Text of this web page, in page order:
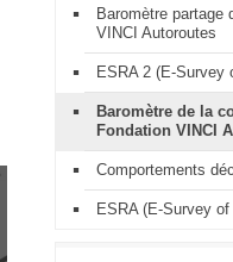
Baromètre partage
VINCI Autoroutes
ESRA 2 (E-Survey
Baromètre de la
Fondation VINCI
Comportements
ESRA (E-Survey